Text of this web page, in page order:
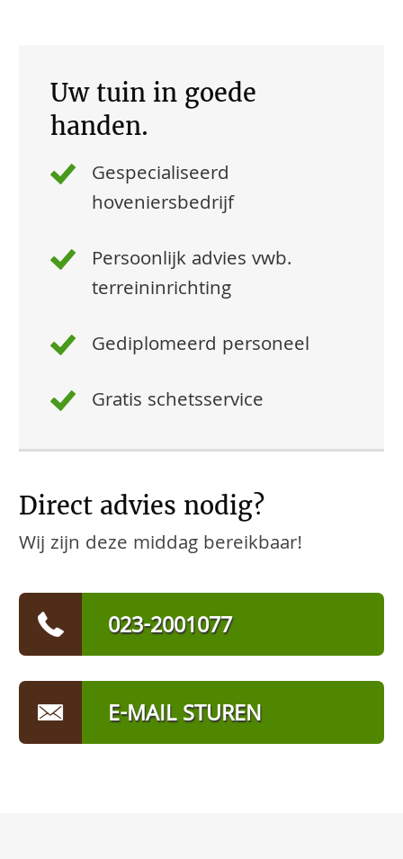
Uw tuin in goede
handen.
Gespecialiseerd
hoveniersbedrijf
Persoonlijk advies vwb.
terreininrichting
Gediplomeerd personeel
Gratis schetsservice
Direct advies nodig?
Wij zijn deze middag bereikbaar!
023-2001077
E-MAIL STUREN